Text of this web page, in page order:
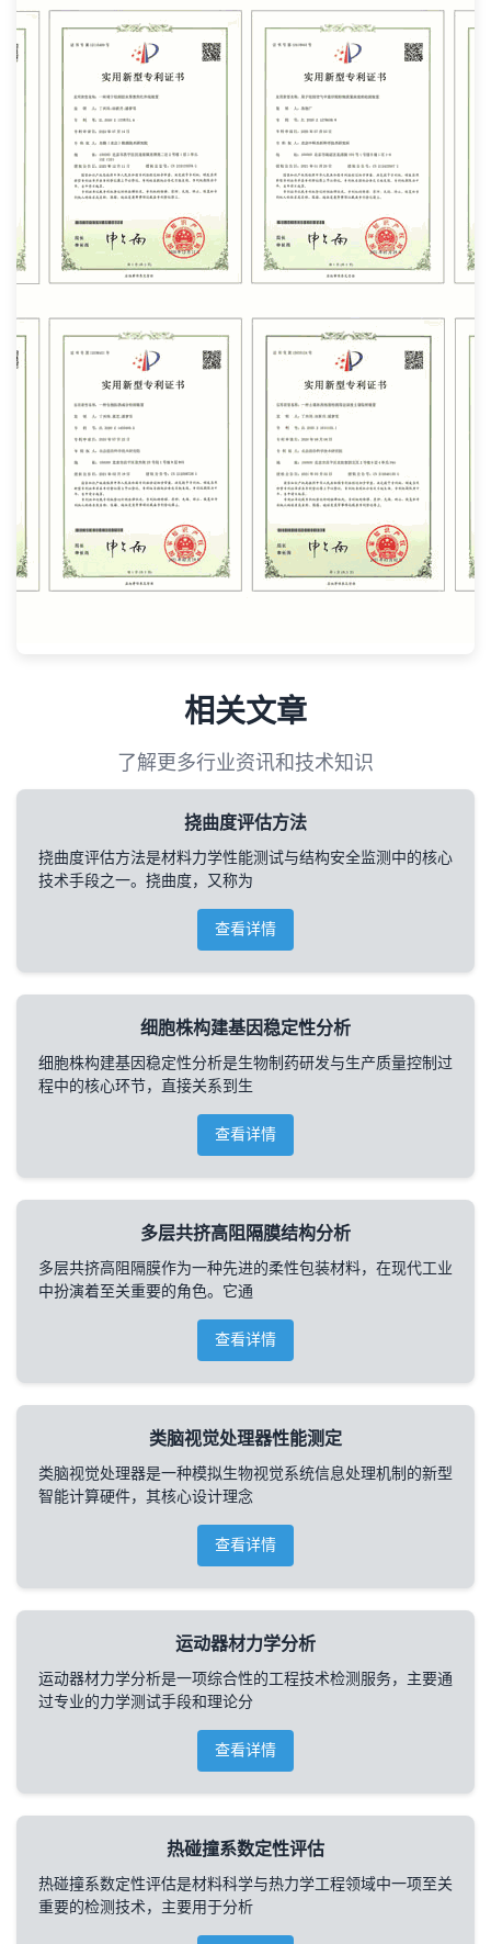
相关文章
了解更多行业资讯和技术知识
挠曲度评估方法
挠曲度评估方法是材料力学性能测试与结构安全监测中的核心
技术手段之一。挠曲度，又称为
查看详情
细胞株构建基因稳定性分析
细胞株构建基因稳定性分析是生物制药研发与生产质量控制过
程中的核心环节，直接关系到生
查看详情
多层共挤高阻隔膜结构分析
多层共挤高阻隔膜作为一种先进的柔性包装材料，在现代工业
中扮演着至关重要的角色。它通
查看详情
类脑视觉处理器性能测定
类脑视觉处理器是一种模拟生物视觉系统信息处理机制的新型
智能计算硬件，其核心设计理念
查看详情
运动器材力学分析
运动器材力学分析是一项综合性的工程技术检测服务，主要通
过专业的力学测试手段和理论分
查看详情
热碰撞系数定性评估
热碰撞系数定性评估是材料科学与热力学工程领域中一项至关
重要的检测技术，主要用于分析